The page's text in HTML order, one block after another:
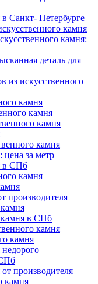
Санкт- Петербурге
камня
камня:
деталь для
из искусственного
камня
камня
камня
камня
цена за метр
в СПб
камня
производителя
камня в СПб
камня
камня
производителя
камня